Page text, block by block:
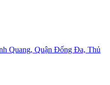
Quang, Quận Đống Đa, Thủ